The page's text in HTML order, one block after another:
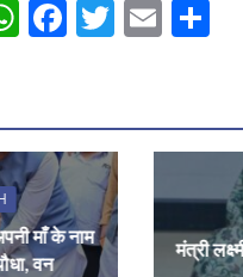
W
s
A
p
p
F
b
o
o
k
T
er
E
l e
माँ के नाम
वन
मंत्री